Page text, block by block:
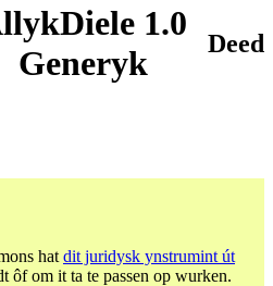
1.0
Generyk
Deed
hat dit juridysk ynstrumint út
ôf om it ta te passen op wurken.